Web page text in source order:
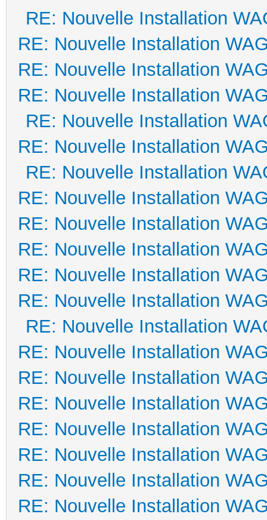
RE: Nouvelle Installation
RE: Nouvelle Installation
RE: Nouvelle Installation
RE: Nouvelle Installation
RE: Nouvelle Installation
RE: Nouvelle Installation
RE: Nouvelle Installation
RE: Nouvelle Installation
RE: Nouvelle Installation
RE: Nouvelle Installation
RE: Nouvelle Installation
RE: Nouvelle Installation
RE: Nouvelle Installation
RE: Nouvelle Installation
RE: Nouvelle Installation
RE: Nouvelle Installation
RE: Nouvelle Installation
RE: Nouvelle Installation
RE: Nouvelle Installation
RE: Nouvelle Installation